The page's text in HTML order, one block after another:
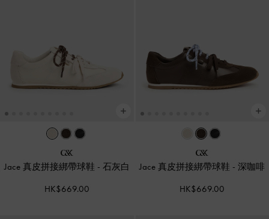
Jace 真皮拼接綁帶球鞋 - 石灰白
HK$669.00
Jace 真皮拼接綁帶球鞋 -深咖啡
HK$669.00